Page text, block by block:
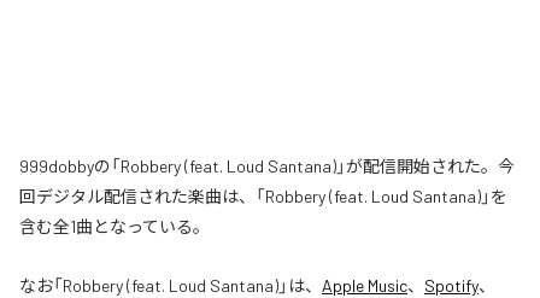
999dobbyの「Robbery (feat. Loud Santana)」が配信開始された。今
回デジタル配信された楽曲は、「Robbery (feat. Loud Santana)」を
含む全1曲となっている。
なお「Robbery (feat. Loud Santana)」は、 Apple Music、 Spotify、